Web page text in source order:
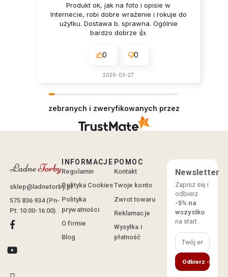
Produkt ok, jak na foto i opisie w
Internecie, robi dobre wrażenie i rokuje do
użytku. Dostawa b. sprawna. Ogólnie
bardzo dobrze 👍.
0 0
2026-03-27
zebranych i zweryfikowanych przez
sklep@ladnetorby.pl
575 836 934 (Pn-
Pt: 10:00-16:00)
INFORMACJE
Regulamin
Polityka Cookies
Polityka
prywatności
O firmie
Blog
POMOC
Kontakt
Twoje konto
Zwrot towaru
Reklamacje
Wysyłka i
płatność
Newsletter
Zapisz się i
odbierz
-5% na
wszystko
na start.
Odbierz -5%